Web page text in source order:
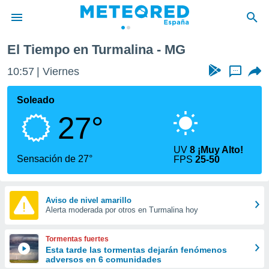
de
por
que se
calidad.
a este
las
y
forma
digital
basada
El Tiempo en Turmalina - MG
10:57 Viernes ...
Soleado
27°
Sensación de 27°
UV8 ¡Muy Alto!
FPS25-50
Aviso de nivel amarillo
Alerta moderada por otros en Turmalina hoy
Tormentas fuertes
Esta tarde las tormentas dejarán fenómenos
adversos en 6 comunidades